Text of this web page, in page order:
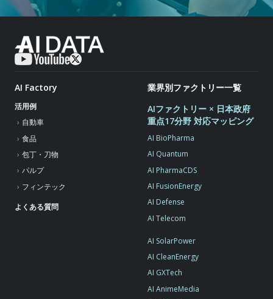
AI Factory
活用例
自動車
食品
包丁・刀物
パルプ
フィンテック
よくある質問
業界別ファクトリー一覧
AIファクトリー × 日本政府
重点17分野 対応マッピング
AI BioPharma
AI Quantum
AI PharmaCDS
AI FusionEnergy
AI Defense
AI Telecom
AI SolarPower
AI CleanEnergy
AI GXTech
AI AnimeMedia